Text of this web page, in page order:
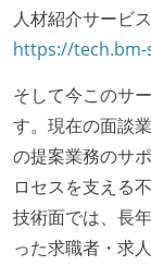
人材紹介サービ
https://tech.bm-
そして今このサ
す。現在の面談
の提案業務のサ
ロセスを支える
技術面では、長
った求職者・求